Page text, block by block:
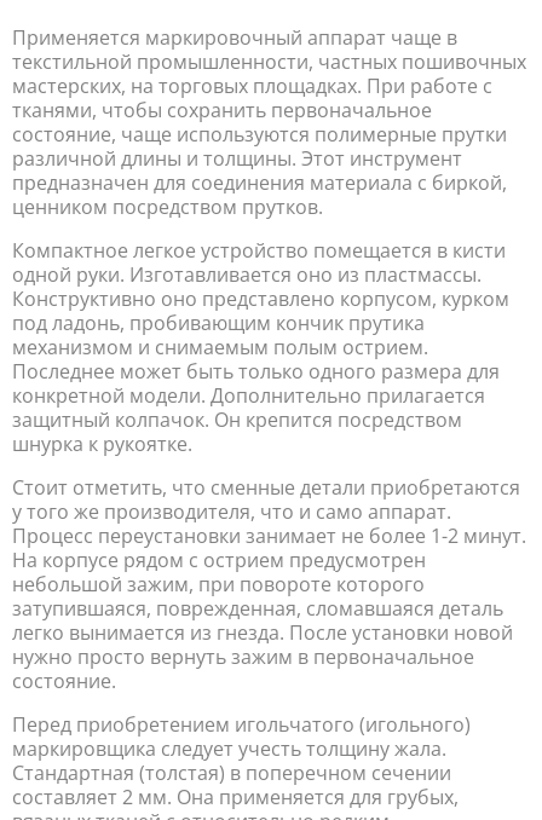
Применяется маркировочный аппарат чаще в
текстильной промышленности, частных пошивочных
мастерских, на торговых площадках. При работе с
тканями, чтобы сохранить первоначальное
состояние, чаще используются полимерные прутки
различной длины и толщины. Этот инструмент
предназначен для соединения материала с биркой,
ценником посредством прутков.
Компактное легкое устройство помещается в кисти
одной руки. Изготавливается оно из пластмассы.
Конструктивно оно представлено корпусом, курком
под ладонь, пробивающим кончик прутика
механизмом и снимаемым полым острием.
Последнее может быть только одного размера для
конкретной модели. Дополнительно прилагается
защитный колпачок. Он крепится посредством
шнурка к рукоятке.
Стоит отметить, что сменные детали приобретаются
у того же производителя, что и само аппарат.
Процесс переустановки занимает не более 1-2 минут.
На корпусе рядом с острием предусмотрен
небольшой зажим, при повороте которого
затупившаяся, поврежденная, сломавшаяся деталь
легко вынимается из гнезда. После установки новой
нужно просто вернуть зажим в первоначальное
состояние.
Перед приобретением игольчатого (игольного)
маркировщика следует учесть толщину жала.
Стандартная (толстая) в поперечном сечении
составляет 2 мм. Она применяется для грубых,